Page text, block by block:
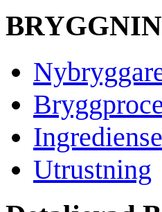
Utrustning